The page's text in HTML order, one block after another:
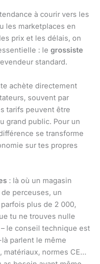
à courir vers les
les marketplaces en
prix et les délais, on
: le grossiste
standard.
achète directement
souvent par
tarifs peuvent être
grand public. Pour un
se transforme
sur tes propres
: là où un magasin
perceuses, un
plus de 2 000,
tu ne trouves nulle
le conseil technique est
parlent le même
matériaux, normes CE…